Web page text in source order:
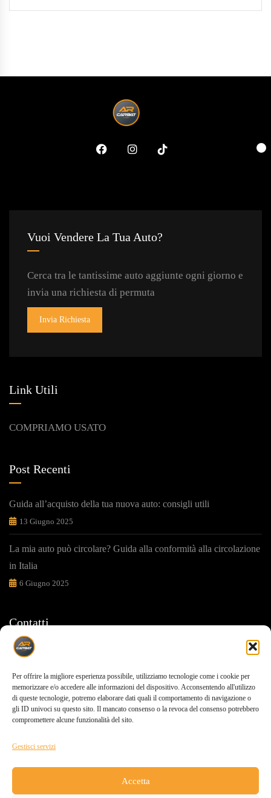
Per offrire la migliore esperienza possibile, utilizziamo tecnologie come i cookie per
memorizzare e/o accedere alle informazioni del dispositivo. Acconsentendo all'utilizzo
di queste tecnologie, potremo elaborare dati quali il comportamento di navigazione o
gli ID univoci su questo sito. Il mancato consenso o la revoca del consenso potrebbero
compromettere alcune funzionalità del sito.
Gestisci servizi
Accetta
Vuoi Vendere La Tua Auto?
Cerca tra le tantissime auto aggiunte ogni giorno e
invia una richiesta di permuta
Invia Richiesta
Link Utili
COMPRIAMO USATO
Post Recenti
Guida all’acquisto della tua nuova auto: consigli utili
13 Giugno 2025
La mia auto può circolare? Guida alla conformità alla circolazione
in Italia
6 Giugno 2025
Contatti
Ti sosteniamo in ogni tua scelta
Via carrara,155 Pompei(NA) 80050
0818506091